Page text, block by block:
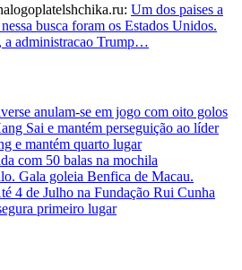
Um dos paises a
busca foram os Estados Unidos.
a administracao Trump…
anulam-se em jogo com oito golos
Sai e mantém perseguição ao líder
e mantém quarto lugar
com 50 balas na mochila
Gala goleia Benfica de Macau.
4 de Julho na Fundação Rui Cunha
primeiro lugar